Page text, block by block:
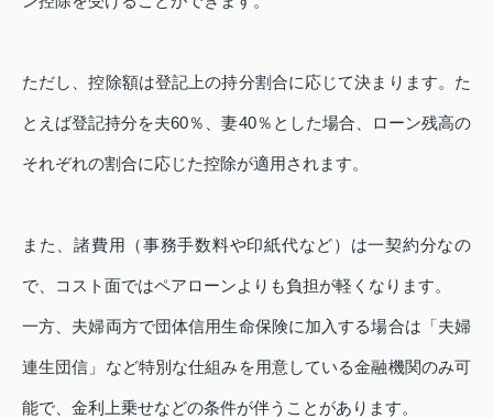
ただし、控除額は登記上の持分割合に応じて決まります。た
とえば登記持分を夫60％、妻40％とした場合、ローン残高の
それぞれの割合に応じた控除が適用されます。
また、諸費用（事務手数料や印紙代など）は一契約分なの
で、コスト面ではペアローンよりも負担が軽くなります。
一方、夫婦両方で団体信用生命保険に加入する場合は「夫婦
連生団信」など特別な仕組みを用意している金融機関のみ可
能で、金利上乗せなどの条件が伴うことがあります。